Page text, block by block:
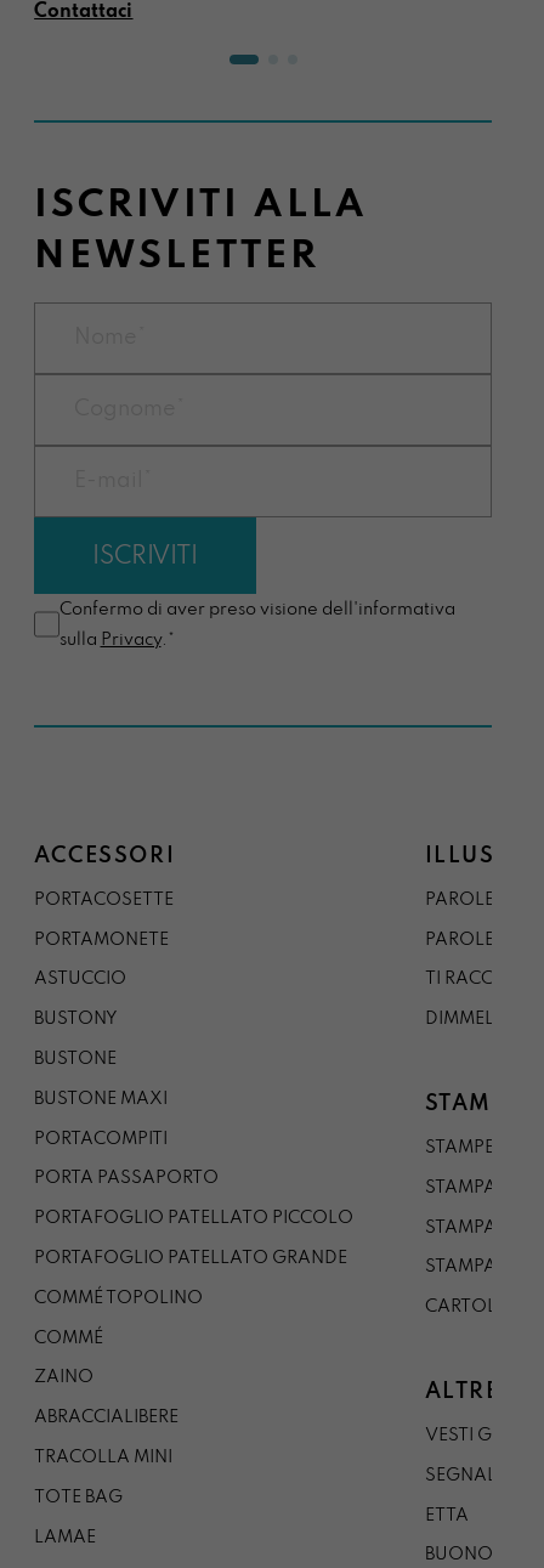
Contattaci
ISCRIVITI ALLA
NEWSLETTER
Confermo di aver preso visione dell'informativa
sulla Privacy.*
ACCESSORI
PORTACOSETTE
PORTAMONETE
ASTUCCIO
BUSTONY
BUSTONE
BUSTONE MAXI
PORTACOMPITI
PORTA PASSAPORTO
PORTAFOGLIO PATELLATO PICCOLO
PORTAFOGLIO PATELLATO GRANDE
COMMÉ TOPOLINO
COMMÉ
ZAINO
ABRACCIALIBERE
TRACOLLA MINI
TOTE BAG
LAMAE
PAROLE DAL
PAROLE DA
TI
DIMMELO
STAMPE
STAMPE A5
STAMPA A3
STAMPA A1
STAMPA A0
CARTOLINA
ALTRE
VESTI
SEGNALIBRO
ETTA
BUONO